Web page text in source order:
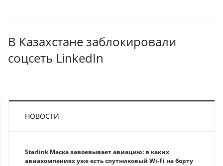
В Казахстане заблокировали
соцсеть LinkedIn
НОВОСТИ
Starlink Маска завоевывает авиацию: в каких
авиакомпаниях уже есть спутниковый Wi-Fi на борту